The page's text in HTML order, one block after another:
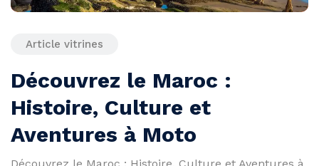
Article vitrines
Découvrez le Maroc :
Histoire, Culture et
Aventures à Moto